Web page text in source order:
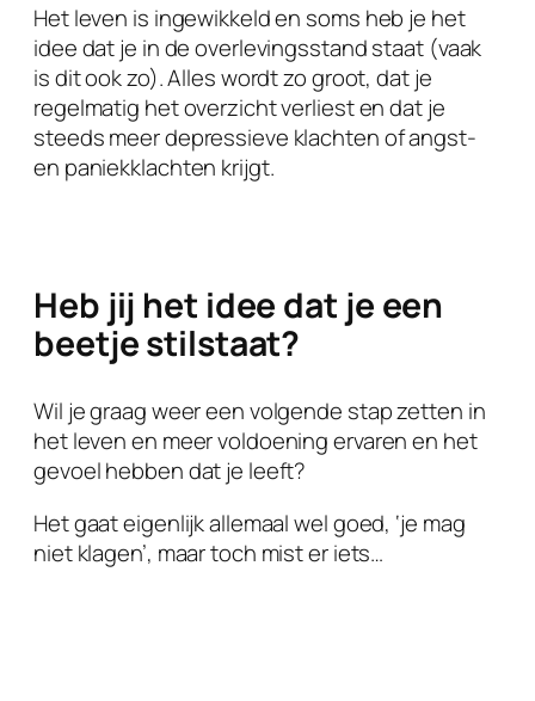
Het leven is ingewikkeld en soms heb je het
idee dat je in de overlevingsstand staat (vaak
is dit ook zo). Alles wordt zo groot, dat je
regelmatig het overzicht verliest en dat je
steeds meer depressieve klachten of angst-
en paniekklachten krijgt.
Heb jij het idee dat je een
beetje stilstaat?
Wil je graag weer een volgende stap zetten in
het leven en meer voldoening ervaren en het
gevoel hebben dat je leeft?
Het gaat eigenlijk allemaal wel goed, ‘je mag
niet klagen’, maar toch mist er iets…